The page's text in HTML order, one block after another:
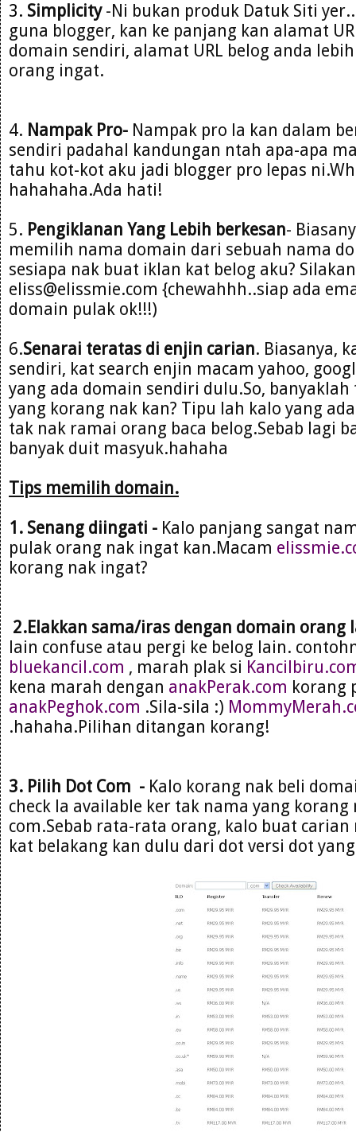
3. Simplicity -Ni bukan produk Datuk Siti
guna blogger, kan ke panjang kan alamat
domain sendiri, alamat URL belog anda
orang ingat.
4. Nampak Pro- Nampak pro la kan dalam
sendiri padahal kandungan ntah apa-apa
tahu kot-kot aku jadi blogger pro lepas
hahahaha.Ada hati!
5. Pengiklanan Yang Lebih berkesan-
memilih nama domain dari sebuah nama
sesiapa nak buat iklan kat belog aku?
eliss@elissmie.com {chewahhh..siap ada
domain pulak ok!!!)
6.Senarai teratas di enjin carian. Biasanya,
sendiri, kat search enjin macam yahoo,
yang ada domain sendiri dulu.So,
yang korang nak kan? Tipu lah kalo yang
tak nak ramai orang baca belog.Sebab lagi
banyak duit masyuk.hahaha
Tips memilih domain.
1. Senang diingati - Kalo panjang sangat
pulak orang nak ingat kan.Macam
korang nak ingat?
2.Elakkan sama/iras dengan domain
lain confuse atau pergi ke belog lain.
bluekancil.com , marah plak si
kena marah dengan anakPerak.com korang
anakPeghok.com .Sila-sila :)
.hahaha.Pilihan ditangan korang!
3. Pilih Dot Com - Kalo korang nak beli
check la available ker tak nama yang korang
com.Sebab rata-rata orang, kalo buat
kat belakang kan dulu dari dot versi dot